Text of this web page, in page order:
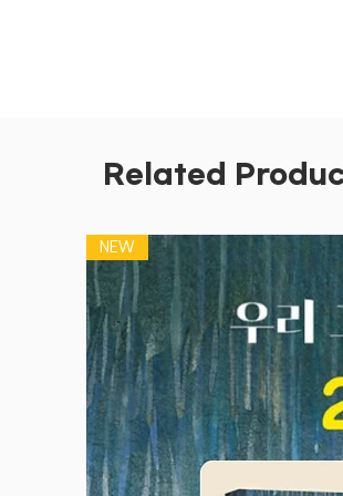
Related
NEW